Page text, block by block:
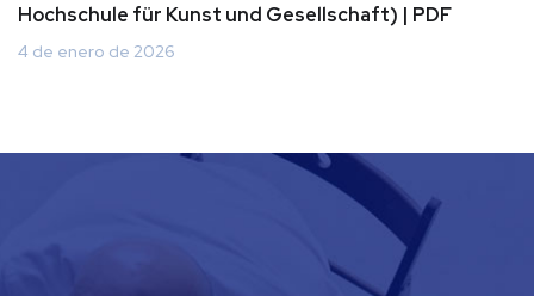
Hochschule für Kunst und Gesellschaft) | PDF
4 de enero de 2026